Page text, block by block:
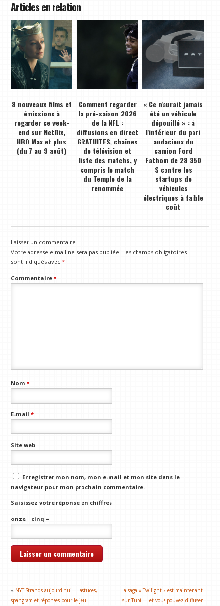
Articles en relation
8 nouveaux films et
émissions à
regarder ce week-
end sur Netflix,
HBO Max et plus
(du 7 au 9 août)
Comment regarder
la pré-saison 2026
de la NFL :
diffusions en direct
GRATUITES, chaînes
de télévision et
liste des matchs, y
compris le match
du Temple de la
renommée
« Ce n'aurait jamais
été un véhicule
dépouillé » : à
l'intérieur du pari
audacieux du
camion Ford
Fathom de 28 350
$ contre les
startups de
véhicules
électriques à faible
coût
Laisser un commentaire
Votre adresse e-mail ne sera pas publiée. Les champs obligatoires
sont indiqués avec*
Commentaire*
Nom*
E-mail*
Site web
Enregistrer mon nom, mon e-mail et mon site dans le
navigateur pour mon prochain commentaire.
Saisissez votre réponse en chiffres
onze − cinq =
« NYT Strands aujourd'hui — astuces,
spangram et réponses pour le jeu
La saga « Twilight » est maintenant
sur Tubi — et vous pouvez diffuser